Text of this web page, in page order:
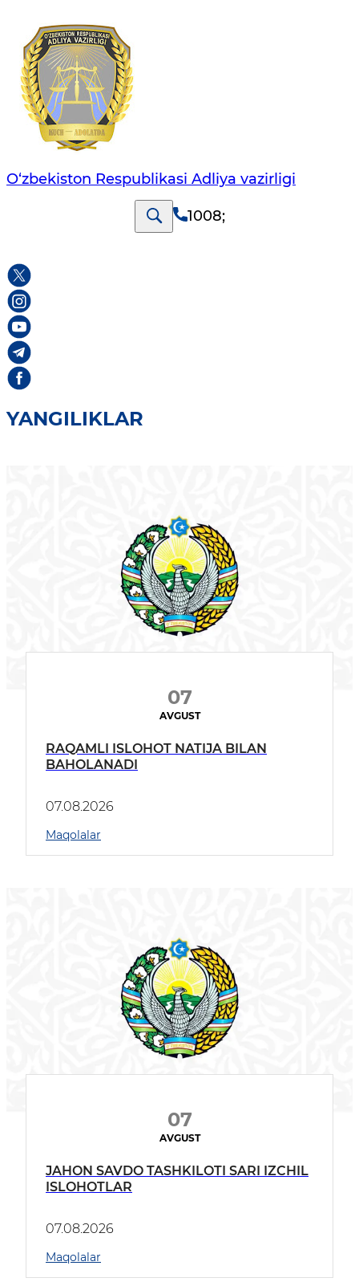
O‘zbekiston Respublikasi Adliya vazirligi
1008;
YANGILIKLAR
07
AVGUST
RAQAMLI ISLOHOT NATIJA BILAN
BAHOLANADI
07.08.2026
Maqolalar
07
AVGUST
JAHON SAVDO TASHKILOTI SARI IZCHIL
ISLOHOTLAR
07.08.2026
Maqolalar